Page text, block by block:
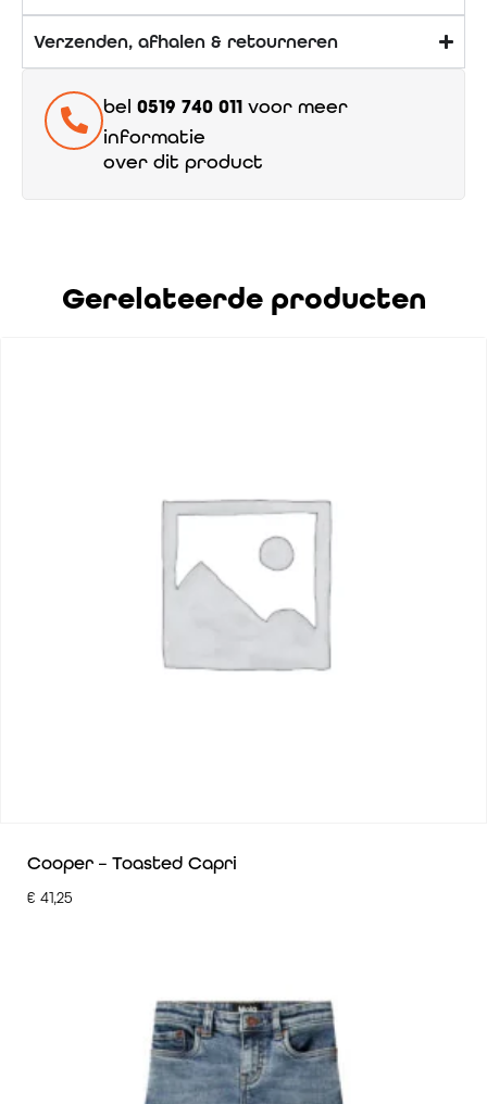
Verzenden, afhalen & retourneren
bel 0519 740 011 voor meer
informatie
over dit product
Gerelateerde producten
Cooper – Toasted Capri
€ 41,25